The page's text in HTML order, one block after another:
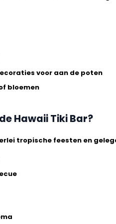
voor aan de poten
bloemen
Hawaii Tiki Bar?
tropische feesten en